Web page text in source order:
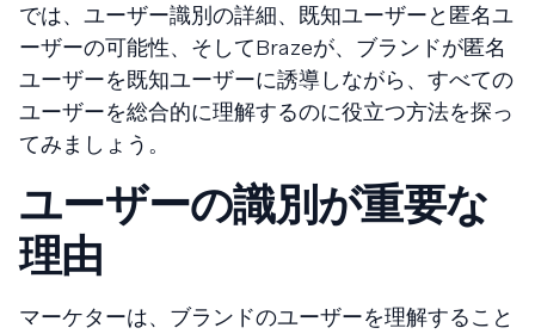
では、ユーザー識別の詳細、既知ユーザーと匿名ユ
ーザーの可能性、そしてBrazeが、ブランドが匿名
ユーザーを既知ユーザーに誘導しながら、すべての
ユーザーを総合的に理解するのに役立つ方法を探っ
てみましょう。
ユーザーの識別が重要な
理由
マーケターは、ブランドのユーザーを理解すること